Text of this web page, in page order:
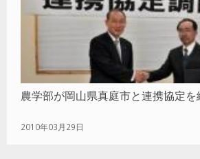
農学部が岡山県真庭市と連携協定を
2010年03月29日